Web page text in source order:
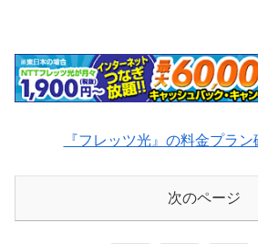
『フレッツ光』の料金プラ
次のページ